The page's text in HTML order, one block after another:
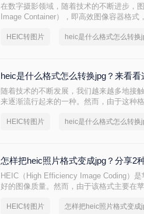
在数字摄影领域，随着技术的不断进步，
Image Container），即高效图像容器格
储空间，同时保持图像的高品质。
HEIC转图片 heic是什么格式怎么转换
heic是什么格式怎么转换jpg？来看看
随着技术的不断发展，我们越来越多地接
来逐渐流行起来的一种。然而，由于这种
方法，帮助您轻松实现这一目标。
HEIC转图片 heic是什么格式怎么转换
怎样把heic照片格式变成jpg？分享2
HEIC（High Efficiency Image Coding）
好的图像质量。然而，由于该格式主要在
呢？本文将介绍两种将HEIC照片格式转换
HEIC转图片 怎样把heic照片格式变成